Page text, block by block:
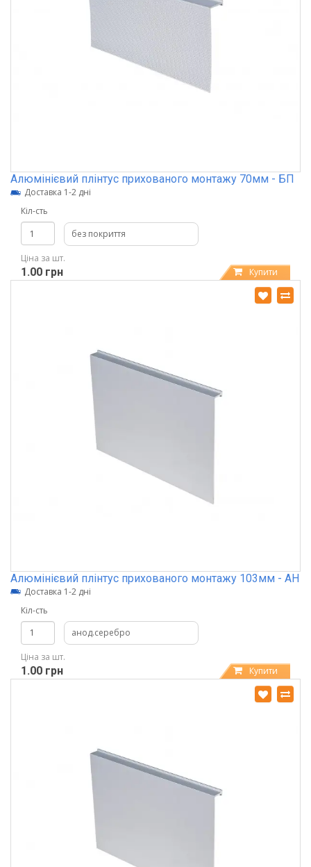
Алюмінієвий плінтус прихованого монтажу 70мм - БП
Доставка 1-2 дні
Кіл-сть
без покриття
Ціна за шт.
1.00 грн Купити
Алюмінієвий плінтус прихованого монтажу 103мм - АН
Доставка 1-2 дні
Кіл-сть
анод.серебро
Ціна за шт.
1.00 грн Купити